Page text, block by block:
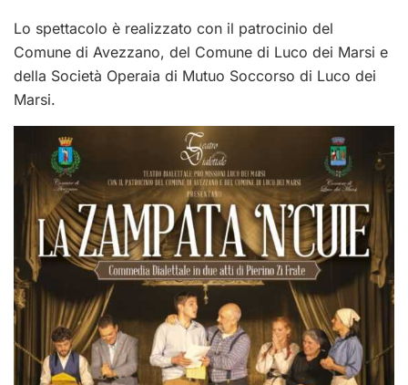
Lo spettacolo è realizzato con il patrocinio del
Comune di Avezzano, del Comune di Luco dei Marsi e
della Società Operaia di Mutuo Soccorso di Luco dei
Marsi.